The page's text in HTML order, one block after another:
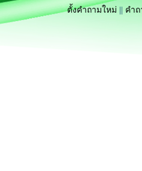
ตั้งคำถามใหม่ คำ